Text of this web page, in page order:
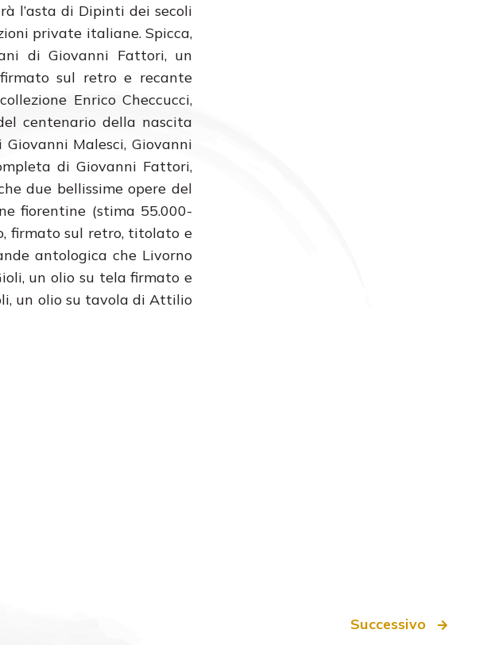
l’asta di Dipinti dei secoli
private italiane. Spicca,
di Giovanni Fattori, un
sul retro e recante
Enrico Checcucci,
centenario della nascita
Malesci, Giovanni
di Giovanni Fattori,
due bellissime opere del
fiorentine (stima 55.000-
firmato sul retro, titolato e
antologica che Livorno
un olio su tela firmato e
un olio su tavola di Attilio
Successivo